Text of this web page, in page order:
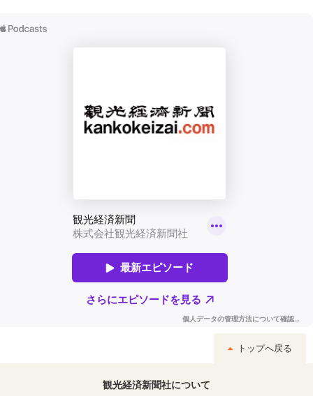
トップへ戻る
観光経済新聞社について